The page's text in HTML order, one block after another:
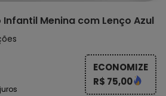
Menina com Lenço Azul
ECONOMIZE
R$ 75,00